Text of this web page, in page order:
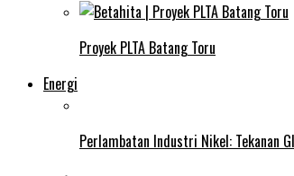
Proyek PLTA Batang Toru
Energi
Perlambatan Industri Nikel: Tekanan